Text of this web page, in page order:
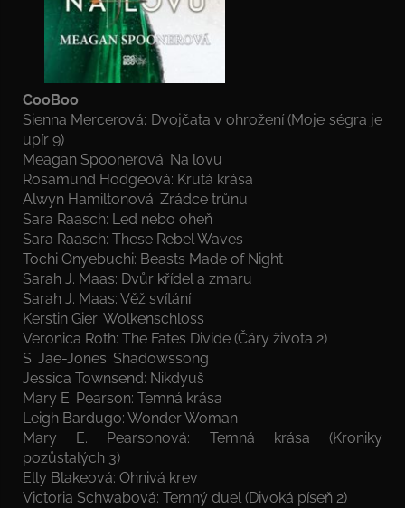
CooBoo
Sienna Mercerová: Dvojčata v ohrožení (Moje ségra je
upír 9)
Meagan Spoonerová: Na lovu
Rosamund Hodgeová: Krutá krása
Alwyn Hamiltonová: Zrádce trůnu
Sara Raasch: Led nebo oheň
Sara Raasch: These Rebel Waves
Tochi Onyebuchi: Beasts Made of Night
Sarah J. Maas: Dvůr křídel a zmaru
Sarah J. Maas: Věž svítání
Kerstin Gier: Wolkenschloss
Veronica Roth: The Fates Divide (Čáry života 2)
S. Jae-Jones: Shadowssong
Jessica Townsend: Nikdyuš
Mary E. Pearson: Temná krása
Leigh Bardugo: Wonder Woman
Mary E. Pearsonová: Temná krása (Kroniky
pozůstalých 3)
Elly Blakeová: Ohnivá krev
Victoria Schwabová: Temný duel (Divoká píseň 2)